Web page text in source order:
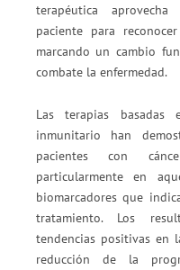
terapéutica
paciente para
marcando un cambio
combate la enfermedad.
Las terapias
inmunitario han
pacientes con
particularmente en
biomarcadores que
tratamiento. Los
tendencias positivas en
reducción de la